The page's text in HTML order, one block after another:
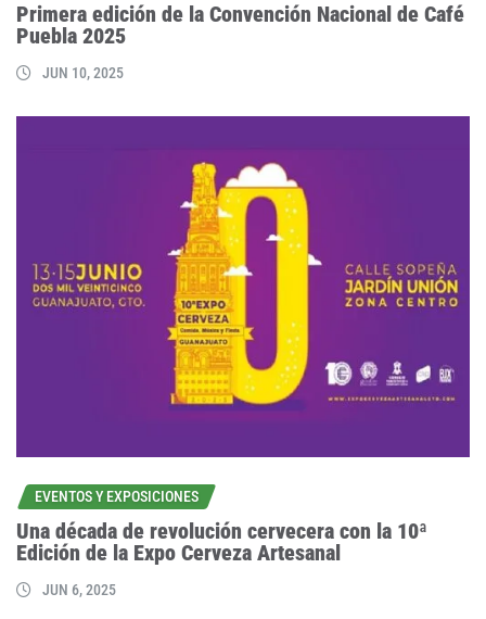
Primera edición de la Convención Nacional de Café
Puebla 2025
JUN 10, 2025
EVENTOS Y EXPOSICIONES
Una década de revolución cervecera con la 10ª
Edición de la Expo Cerveza Artesanal
JUN 6, 2025